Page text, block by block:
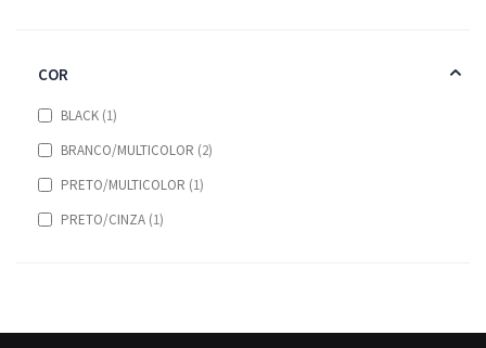
COR
BLACK 1item
BRANCO/MULTICOLOR 2items
PRETO/MULTICOLOR 1item
PRETO/CINZA 1item